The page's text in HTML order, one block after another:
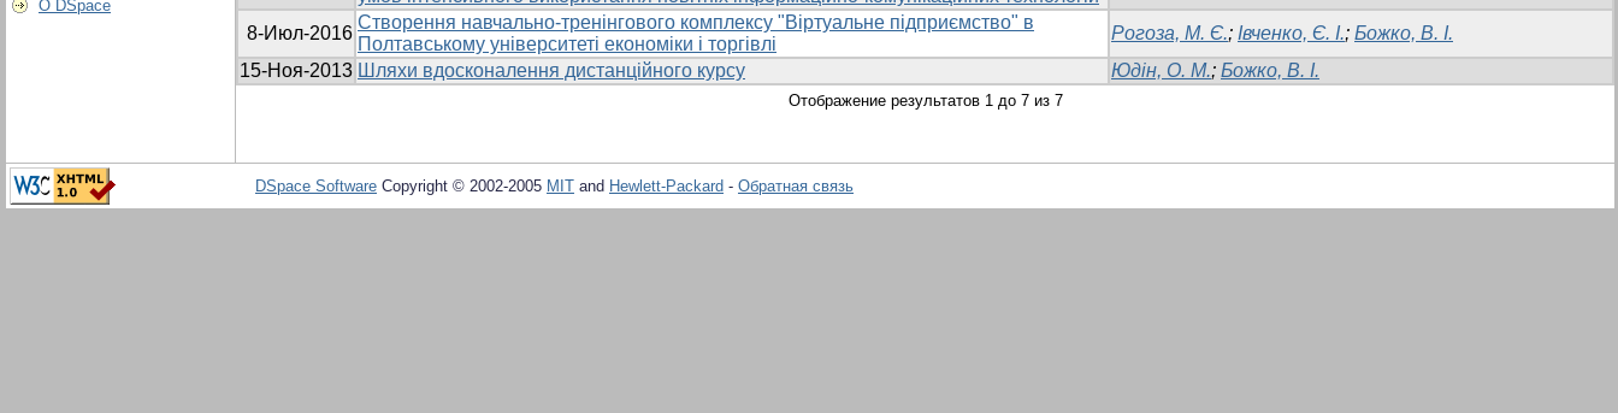
О DSpace
8-Июл-2016
Створення навчально-тренінгового комплексу "Віртуальне підприємство" в
Полтавському університеті економіки і торгівлі
Рогоза, М. Є.; Івченко, Є. І.; Божко, В. І.
15-Ноя-2013 Шляхи вдосконалення дистанційного курсу Юдін, О. М.; Божко, В. І.
Отображение результатов 1 до 7 из 7
DSpace Software Copyright © 2002-2005 MIT and Hewlett-Packard - Обратная связь